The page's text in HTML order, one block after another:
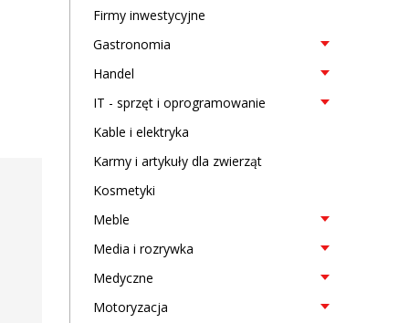
Firmy inwestycyjne
Gastronomia
Handel
IT - sprzęt i oprogramowanie
Kable i elektryka
Karmy i artykuły dla zwierząt
Kosmetyki
Meble
Media i rozrywka
Medyczne
Motoryzacja